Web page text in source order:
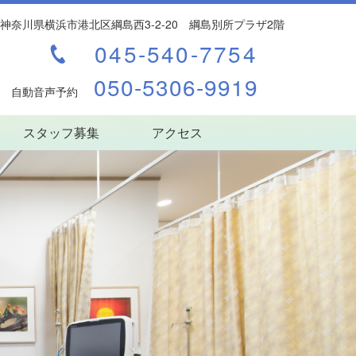
奈川県横浜市港北区綱島西3-2-20 綱島別所プラザ2階
045-540-7754
自動音声予約 050-5306-9919
スタッフ募集 アクセス